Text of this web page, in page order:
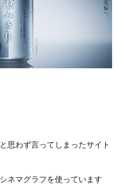
思わず言ってしまったサイト
ネマグラフを使っています